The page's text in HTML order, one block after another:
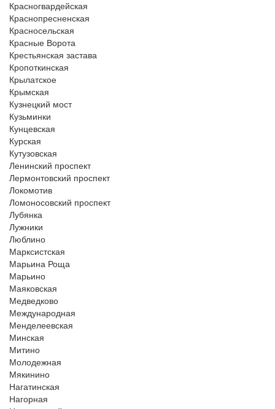
Красногвардейская
Краснопресненская
Красносельская
Красные Ворота
Крестьянская застава
Кропоткинская
Крылатское
Крымская
Кузнецкий мост
Кузьминки
Кунцевская
Курская
Кутузовская
Ленинский проспект
Лермонтовский проспект
Локомотив
Ломоносовский проспект
Лубянка
Лужники
Люблино
Марксистская
Марьина Роща
Марьино
Маяковская
Медведково
Международная
Менделеевская
Минская
Митино
Молодежная
Мякинино
Нагатинская
Нагорная